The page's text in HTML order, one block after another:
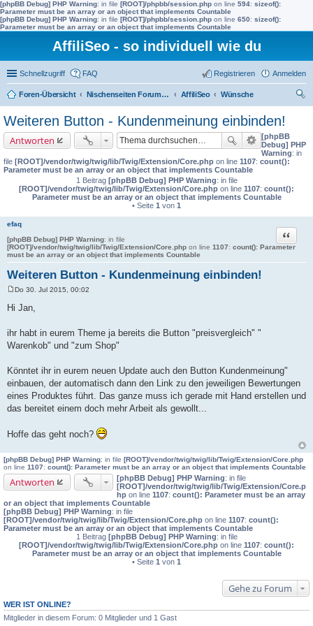
[phpBB Debug] PHP Warning: in file [ROOT]/phpbb/session.php on line 594: sizeof():
Parameter must be an array or an object that implements Countable
[phpBB Debug] PHP Warning: in file [ROOT]/phpbb/session.php on line 650: sizeof():
Parameter must be an array or an object that implements Countable
AffiliSeo - so individuell wie du
Schnellzugriff FAQ Anmelden
Registrieren
Foren-Übersicht Nischenseiten Forum von AffiliSeo AffiliSeo
Wünsche
Weiteren Button - Kundenmeinung einbinden!
Antworten
[phpBB
Debug] PHP
Warning: in
file [ROOT]/vendor/twig/twig/lib/Twig/Extension/Core.php on line 1107: count():
Parameter must be an array or an object that implements Countable
1 Beitrag [phpBB Debug] PHP Warning: in file
[ROOT]/vendor/twig/twig/lib/Twig/Extension/Core.php on line 1107: count():
Parameter must be an array or an object that implements Countable
• Seite 1 von 1
efaq
[phpBB Debug] PHP Warning: in file
[ROOT]/vendor/twig/twig/lib/Twig/Extension/Core.php on line 1107: count(): Parameter
must be an array or an object that implements Countable
Weiteren Button - Kundenmeinung einbinden!
Zitat
a
g
Do 30. Jul 2015, 00:02
Hi Jan,
ihr habt in eurem Theme ja bereits die Button "preisvergleich" "
Warenkob" und "zum Shop"
Könntet ihr in eurem neuen Update auch den Button Kundenmeinung"
einbauen, der automatisch dann den Link zu den jeweiligen Bewertungen
eines Produktes führt. Das ganze muss ich gerade mit Hand erstellen und
das bereitet einem doch mehr Arbeit als gewollt...
Hoffe das geht noch?
[phpBB Debug] PHP Warning: in file [ROOT]/vendor/twig/twig/lib/Twig/Extension/Core.php
on line 1107: count(): Parameter must be an array or an object that implements Countable
Antworten [phpBB Debug] PHP Warning: in file
[ROOT]/vendor/twig/twig/lib/Twig/Extension/Core.p
hp on line 1107: count(): Parameter must be an array
or an object that implements Countable
[phpBB Debug] PHP Warning: in file
[ROOT]/vendor/twig/twig/lib/Twig/Extension/Core.php on line 1107: count():
Parameter must be an array or an object that implements Countable
1 Beitrag [phpBB Debug] PHP Warning: in file
[ROOT]/vendor/twig/twig/lib/Twig/Extension/Core.php on line 1107: count():
Parameter must be an array or an object that implements Countable
• Seite 1 von 1
Gehe zu Forum
WER IST ONLINE?
Mitglieder in diesem Forum: 0 Mitglieder und 1 Gast